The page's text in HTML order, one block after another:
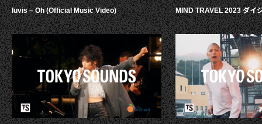
luvis – Oh (Official Music Video) MIND TRAVEL 2023 ダイ